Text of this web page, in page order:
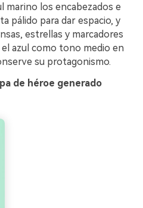
marino los encabezados e
pálido para dar espacio, y
estrellas y marcadores
el azul como tono medio en
su protagonismo.
de héroe generado